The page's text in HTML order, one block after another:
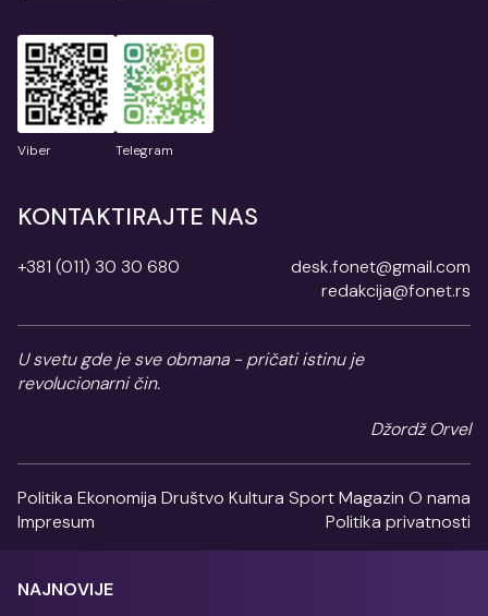
Viber Telegram
KONTAKTIRAJTE NAS
+381 (011) 30 30 680
desk.fonet@gmail.com
redakcija@fonet.rs
U svetu gde je sve obmana - pričati istinu je
revolucionarni čin.
Džordž Orvel
Politika Ekonomija Društvo Kultura SportMagazin O nama
Impresum
Politika privatnosti
NAJNOVIJE